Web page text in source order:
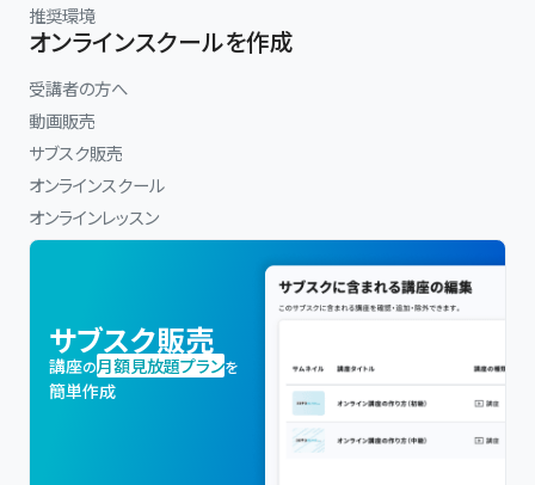
推奨環境
オンラインスクールを作成
受講者の方へ
動画販売
サブスク販売
オンラインスクール
オンラインレッスン
サブスク販売
講座の月額見放題プランを
簡単作成